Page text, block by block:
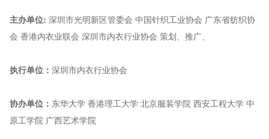
主办单位: 深圳市光明新区管委会 中国针织工业协会 广东省纺织协
会 香港内衣业联会 深圳市内衣行业协会 策划、推广、
执行单位： 深圳市内衣行业协会
协办单位： 东华大学 香港理工大学 北京服装学院 西安工程大学 中
原工学院 广西艺术学院